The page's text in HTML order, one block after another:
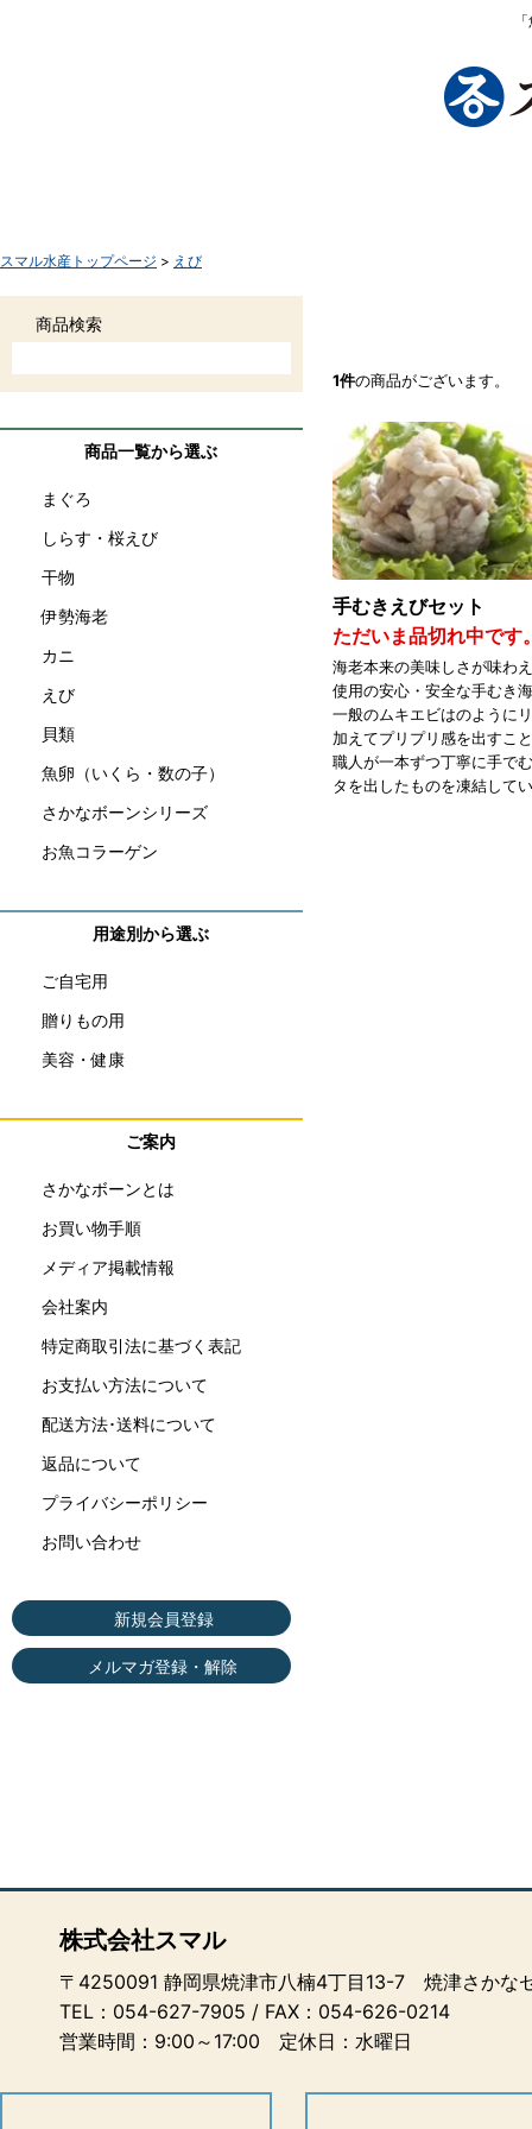
スマル水産トップページ > えび
1件の商品がございます。
手むきえびセット
ただいま品切れ中です
海老本来の美味しさが味わ
使用の安心・安全な手むき
一般のムキエビはのように
加えてプリプリ感を出すこ
職人が一本ずつ丁寧に手で
タを出したものを凍結して
商品検索
商品一覧から選ぶ
まぐろ
しらす・桜えび
干物
伊勢海老
カニ
えび
貝類
魚卵（いくら・数の子）
さかなボーンシリーズ
お魚コラーゲン
用途別から選ぶ
ご自宅用
贈りもの用
美容・健康
ご案内
さかなボーンとは
お買い物手順
メディア掲載情報
会社案内
特定商取引法に基づく表記
お支払い方法について
配送方法･送料について
返品について
プライバシーポリシー
お問い合わせ
新規会員登録
メルマガ登録・解除
株式会社スマル
〒4250091 静岡県焼津市八楠4丁目13-7 焼津さかな
TEL： 054-627-7905 / FAX：054-626-0214
営業時間：9:00～17:00 定休日：水曜日